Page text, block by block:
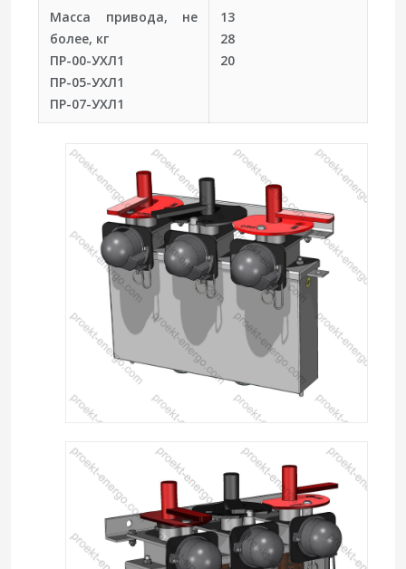
Масса привода, не
более, кг
ПР-00-УХЛ1
ПР-05-УХЛ1
ПР-07-УХЛ1
13
28
20